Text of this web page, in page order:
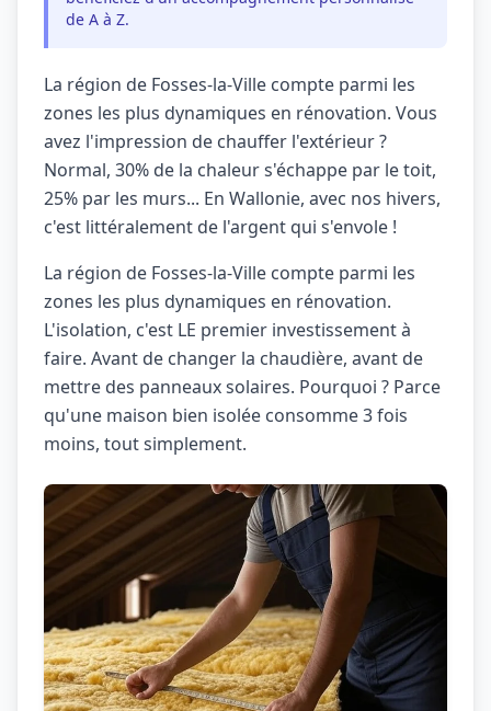
de A à Z.
La région de Fosses-la-Ville compte parmi les
zones les plus dynamiques en rénovation. Vous
avez l'impression de chauffer l'extérieur ?
Normal, 30% de la chaleur s'échappe par le toit,
25% par les murs... En Wallonie, avec nos hivers,
c'est littéralement de l'argent qui s'envole !
La région de Fosses-la-Ville compte parmi les
zones les plus dynamiques en rénovation.
L'isolation, c'est LE premier investissement à
faire. Avant de changer la chaudière, avant de
mettre des panneaux solaires. Pourquoi ? Parce
qu'une maison bien isolée consomme 3 fois
moins, tout simplement.